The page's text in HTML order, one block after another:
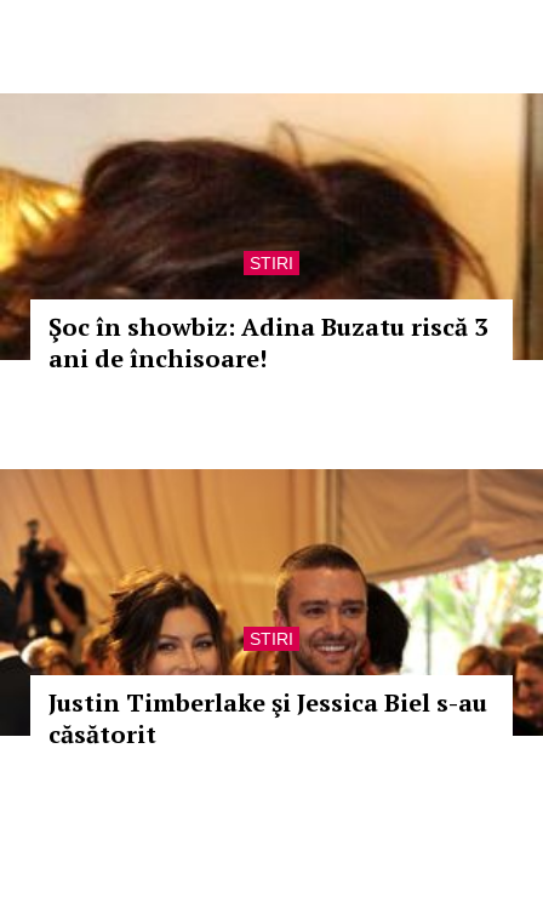
STIRI
Şoc în showbiz: Adina Buzatu riscă 3
ani de închisoare!
STIRI
Justin Timberlake şi Jessica Biel s-au
căsătorit